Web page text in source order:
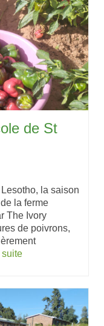
de St
la saison
la ferme
The Ivory
de poivrons,
suite